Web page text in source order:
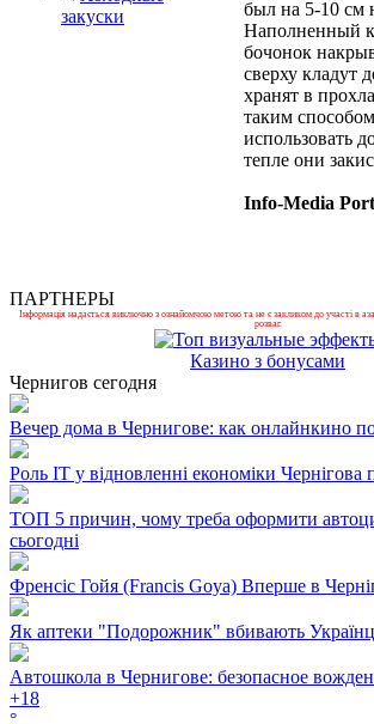
закуски
был на 5-10 см
Наполненный
бочонок
сверху кладут
хранят в
таким
использовать
тепле они
Info-Media
ПАРТНЕРЫ
Інформація надається виключно з ознайомчою метою та не є закликом до участі в
розваг.
Казино з бонусами
Чернигов сегодня
Вечер дома в Чернигове: как онлайнкино
Роль ІТ у відновленні економіки Чернігова
ТОП 5 причин, чому треба оформити
сьогодні
Френсіс Гойя (Francis Goya) Вперше в
Як аптеки "Подорожник" вбивають
Автошкола в Чернигове: безопасное
+18
°